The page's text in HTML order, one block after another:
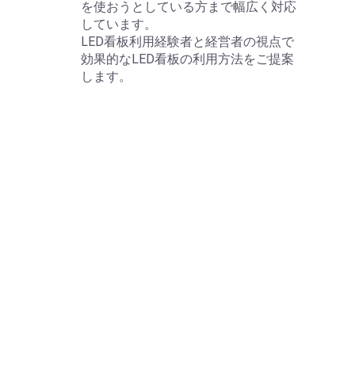
を使おうとしている方まで幅広く対応
しています。
LED看板利用経験者と経営者の視点で
効果的なLED看板の利用方法をご提案
します。